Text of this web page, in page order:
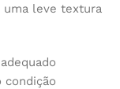
uma leve textura
condição